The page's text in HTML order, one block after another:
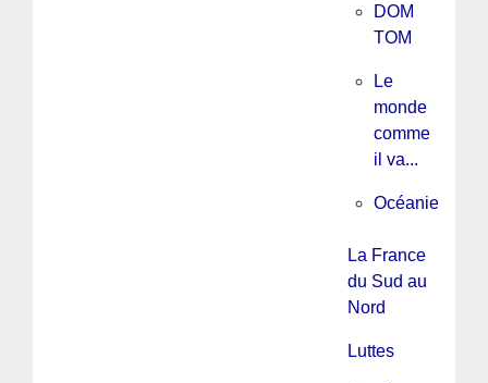
DOM
TOM
Le
monde
comme
il va...
Océanie
La France
du Sud au
Nord
Luttes